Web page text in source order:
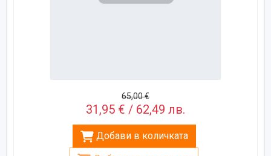
65,00 €
31,95 € / 62,49 лв.
Добави в количката